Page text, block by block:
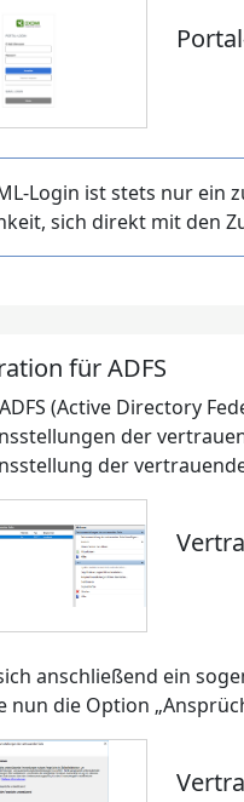
Login ist stets nur ein
sich direkt mit den
für ADFS
(Active Directory
der
der
anschließend ein
nun die Option